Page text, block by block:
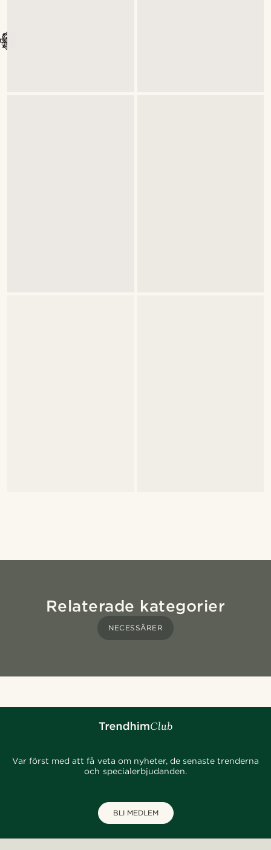
Relaterade kategorier
NECESSÄRER
Var först med att få veta om nyheter, de senaste trenderna
och specialerbjudanden.
BLI MEDLEM